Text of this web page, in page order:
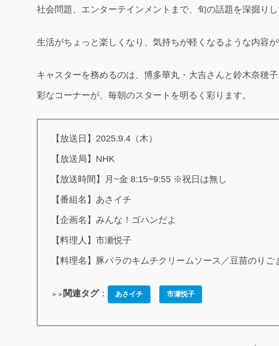
社会問題、エンターテインメントまで、旬の話題を深掘りし
生活がちょっと楽しくなり、気持ちが軽くなるような内容が
キャスターを務めるのは、博多華丸・大吉さんと鈴木奈穂
彩なコーナーが、毎朝のスタートを明るく彩ります。
【放送日】2025.9.4（木）
【放送局】NHK
【放送時間】月~金 8:15~9:55 ※祝日は無し
【番組名】あさイチ
【企画名】みんな！ゴハンだよ
【料理人】市瀬悦子
【料理名】豚バラのキムチクリームソース／豆苗のりご
＞＞ 関連タグ： あさイチ 市瀬悦子